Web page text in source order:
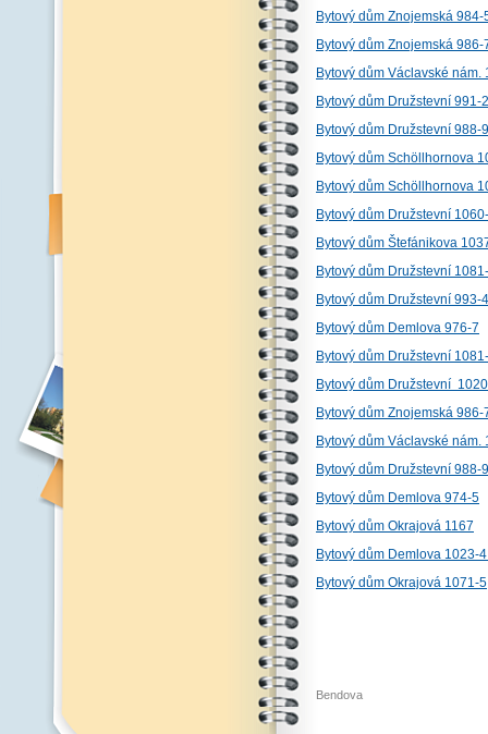
Bytový dům Znojemská 984-
Bytový dům Znojemská
Bytový dům Václavské nám.
Bytový dům Družstevní 991-2
Bytový dům Družstevní 988-
Bytový dům Schöllhornova
Bytový dům Schöllhornova
Bytový dům Družstevní
Bytový dům Štefánikova
Bytový dům Družstevní
Bytový dům Družstevní 993-4
Bytový dům Demlova 976-7
Bytový dům Družstevní
Bytový dům Družstevní
Bytový dům Znojemská 986-
Bytový dům Václavské nám.
Bytový dům Družstevní 988-9
Bytový dům Demlova 974-5
Bytový dům Okrajová 1167
Bytový dům Demlova 1023-
Bytový dům Okrajová 1071-5
Bendova